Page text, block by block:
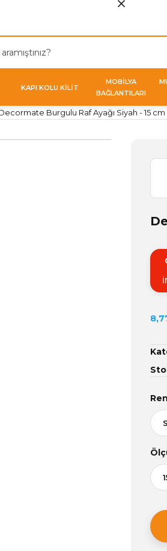
KAPI KOLU KİLİT
MOBİLYA
BAĞLANTILARI
Burgulu Raf Ayağı Siyah - 15 cm